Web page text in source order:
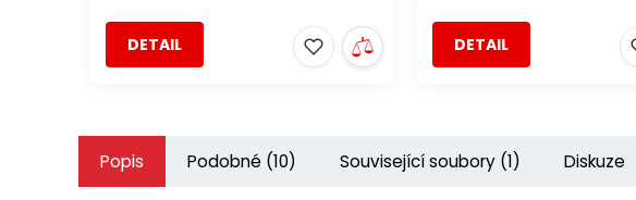
DETAIL DETAIL
Popis Podobné (10) Související soubory (1) Diskuze